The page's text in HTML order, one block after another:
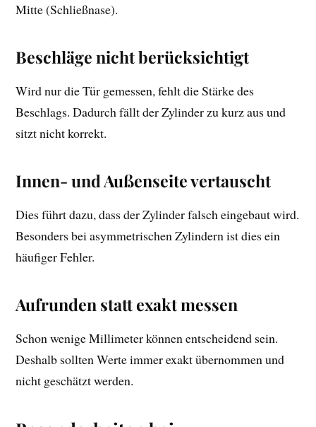
Mitte (Schließnase).
Beschläge nicht berücksichtigt
Wird nur die Tür gemessen, fehlt die Stärke des
Beschlags. Dadurch fällt der Zylinder zu kurz aus und
sitzt nicht korrekt.
Innen- und Außenseite vertauscht
Dies führt dazu, dass der Zylinder falsch eingebaut wird.
Besonders bei asymmetrischen Zylindern ist dies ein
häufiger Fehler.
Aufrunden statt exakt messen
Schon wenige Millimeter können entscheidend sein.
Deshalb sollten Werte immer exakt übernommen und
nicht geschätzt werden.